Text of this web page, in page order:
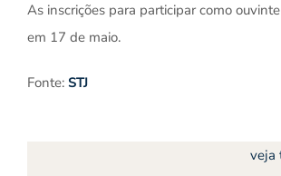
As inscrições para participar como
em 17 de maio.
Fonte: STJ
veja